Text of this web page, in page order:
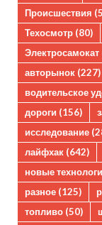
Происшествия
Техосмотр (80)
Электросамокат
авторынок (227)
водительское
дороги (156)
исследование
лайфхак (642)
новые
разное (125)
топливо (50)